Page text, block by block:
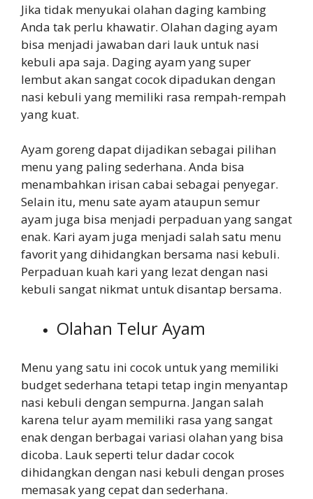
Jika tidak menyukai olahan daging kambing
Anda tak perlu khawatir. Olahan daging ayam
bisa menjadi jawaban dari lauk untuk nasi
kebuli apa saja. Daging ayam yang super
lembut akan sangat cocok dipadukan dengan
nasi kebuli yang memiliki rasa rempah-rempah
yang kuat.
Ayam goreng dapat dijadikan sebagai pilihan
menu yang paling sederhana. Anda bisa
menambahkan irisan cabai sebagai penyegar.
Selain itu, menu sate ayam ataupun semur
ayam juga bisa menjadi perpaduan yang sangat
enak. Kari ayam juga menjadi salah satu menu
favorit yang dihidangkan bersama nasi kebuli.
Perpaduan kuah kari yang lezat dengan nasi
kebuli sangat nikmat untuk disantap bersama.
Olahan Telur Ayam
Menu yang satu ini cocok untuk yang memiliki
budget sederhana tetapi tetap ingin menyantap
nasi kebuli dengan sempurna. Jangan salah
karena telur ayam memiliki rasa yang sangat
enak dengan berbagai variasi olahan yang bisa
dicoba. Lauk seperti telur dadar cocok
dihidangkan dengan nasi kebuli dengan proses
memasak yang cepat dan sederhana.